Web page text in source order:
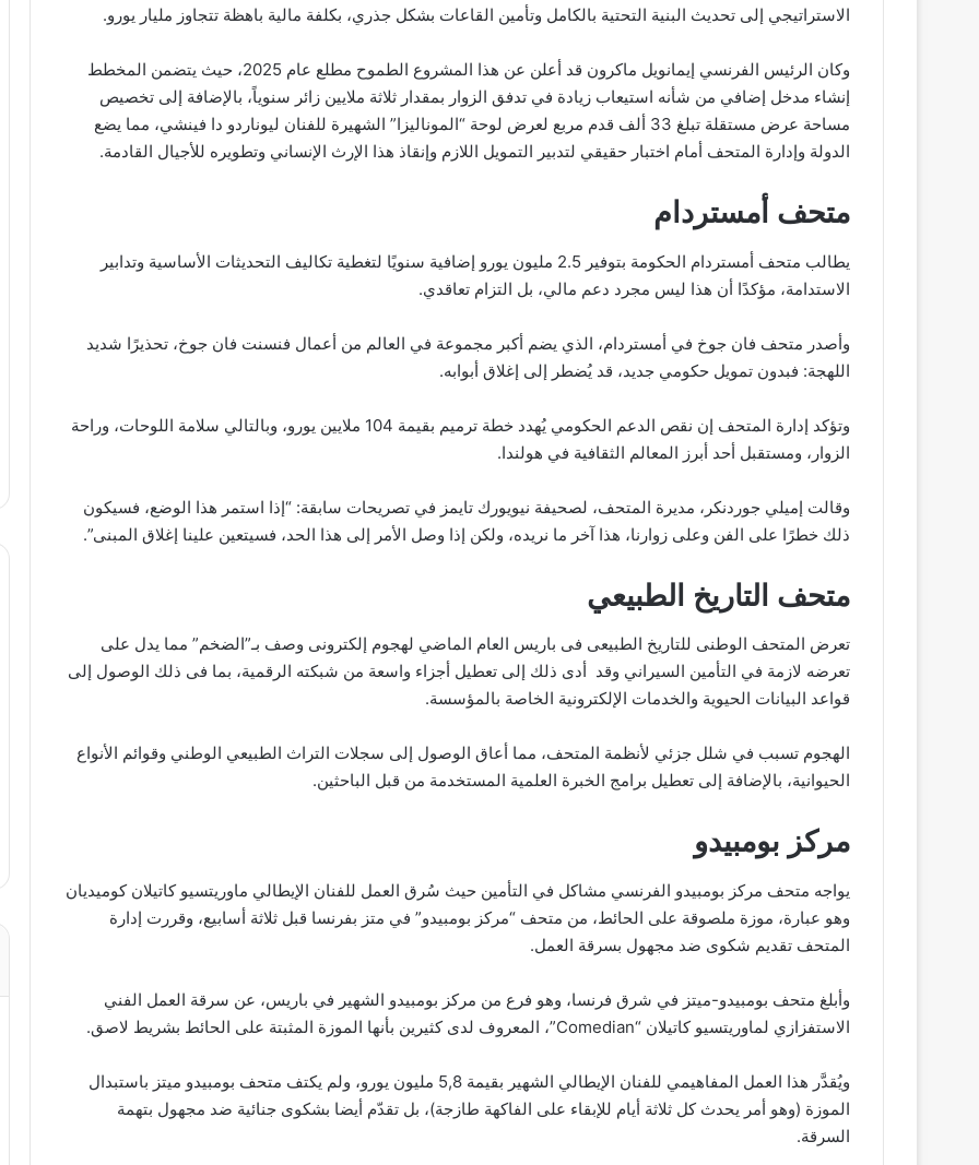
الاستراتيجي إلى تحديث البنية التحتية بالكامل وتأمين القاعات بشكل جذري، بكلفة مالية باهظة تتجاوز مليار يورو.
وكان الرئيس الفرنسي إيمانويل ماكرون قد أعلن عن هذا المشروع الطموح مطلع عام 2025، حيث يتضمن المخطط
إنشاء مدخل إضافي من شأنه استيعاب زيادة في تدفق الزوار بمقدار ثلاثة ملايين زائر سنوياً، بالإضافة إلى تخصيص
مساحة عرض مستقلة تبلغ 33 ألف قدم مربع لعرض لوحة “الموناليزا” الشهيرة للفنان ليوناردو دا فينشي، مما يضع
الدولة وإدارة المتحف أمام اختبار حقيقي لتدبير التمويل اللازم وإنقاذ هذا الإرث الإنساني وتطويره للأجيال القادمة.
متحف أمستردام
يطالب متحف أمستردام الحكومة بتوفير 2.5 مليون يورو إضافية سنويًا لتغطية تكاليف التحديثات الأساسية وتدابير
الاستدامة، مؤكدًا أن هذا ليس مجرد دعم مالي، بل التزام تعاقدي.
وأصدر متحف فان جوخ في أمستردام، الذي يضم أكبر مجموعة في العالم من أعمال فنسنت فان جوخ، تحذيرًا شديد
اللهجة: فبدون تمويل حكومي جديد، قد يُضطر إلى إغلاق أبوابه.
وتؤكد إدارة المتحف إن نقص الدعم الحكومي يُهدد خطة ترميم بقيمة 104 ملايين يورو، وبالتالي سلامة اللوحات، وراحة
الزوار، ومستقبل أحد أبرز المعالم الثقافية في هولندا.
وقالت إميلي جوردنكر، مديرة المتحف، لصحيفة نيويورك تايمز في تصريحات سابقة: “إذا استمر هذا الوضع، فسيكون
ذلك خطرًا على الفن وعلى زوارنا، هذا آخر ما نريده، ولكن إذا وصل الأمر إلى هذا الحد، فسيتعين علينا إغلاق المبنى”.
متحف التاريخ الطبيعي
تعرض المتحف الوطنى للتاريخ الطبيعى فى باريس العام الماضي لهجوم إلكترونى وصف بـ”الضخم” مما يدل على
تعرضه لازمة في التأمين السيراني وقد أدى ذلك إلى تعطيل أجزاء واسعة من شبكته الرقمية، بما فى ذلك الوصول إلى
قواعد البيانات الحيوية والخدمات الإلكترونية الخاصة بالمؤسسة.
الهجوم تسبب في شلل جزئي لأنظمة المتحف، مما أعاق الوصول إلى سجلات التراث الطبيعي الوطني وقوائم الأنواع
الحيوانية، بالإضافة إلى تعطيل برامج الخبرة العلمية المستخدمة من قبل الباحثين.
مركز بومبيدو
يواجه متحف مركز بومبيدو الفرنسي مشاكل في التأمين حيث سُرق العمل للفنان الإيطالي ماوريتسيو كاتيلان كوميديان
وهو عبارة، موزة ملصوقة على الحائط، من متحف “مركز بومبيدو” في متز بفرنسا قبل ثلاثة أسابيع، وقررت إدارة
المتحف تقديم شكوى ضد مجهول بسرقة العمل.
وأبلغ متحف بومبيدو-ميتز في شرق فرنسا، وهو فرع من مركز بومبيدو الشهير في باريس، عن سرقة العمل الفني
الاستفزازي لماوريتسيو كاتيلان “Comedian”، المعروف لدى كثيرين بأنها الموزة المثبتة على الحائط بشريط لاصق.
ويُقدَّر هذا العمل المفاهيمي للفنان الإيطالي الشهير بقيمة 5,8 مليون يورو، ولم يكتف متحف بومبيدو ميتز باستبدال
الموزة (وهو أمر يحدث كل ثلاثة أيام للإبقاء على الفاكهة طازجة)، بل تقدّم أيضا بشكوى جنائية ضد مجهول بتهمة
السرقة.